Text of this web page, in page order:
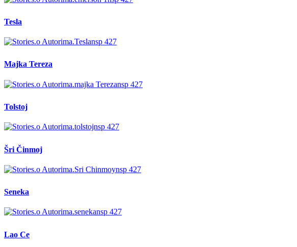
Tesla
Majka Tereza
Tolstoj
Šri Činmoj
Seneka
Lao Ce